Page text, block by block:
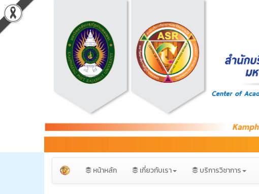
หน้าหลัก เกี่ยวกับเรา บริการวิชาการ